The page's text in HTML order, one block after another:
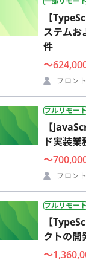
【
ステムお
件
〜
フロン
フルリモー
【
ド実装業
〜
フロン
フルリモー
【
クトの開
〜